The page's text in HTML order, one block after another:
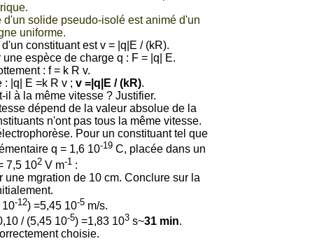
solide pseudo-isolé est animé d'un
uniforme.
constituant est v = |q|E / (kR).
espèce de charge q : F = |q| E.
: f = k R v.
: |q| E =k R v ; v =|q|E / (kR).
à la même vitesse ? Justifier.
dépend de la valeur absolue de la
n'ont pas tous la même vitesse.
Pour un constituant tel que
q = 1,6 10-19 C, placée dans un
7,5 102 V m-1 :
mgration de 10 cm. Conclure sur la
10-12) =5,45 10-5 m/s.
/ (5,45 10-5) =1,83 103s~31 min.
choisie.